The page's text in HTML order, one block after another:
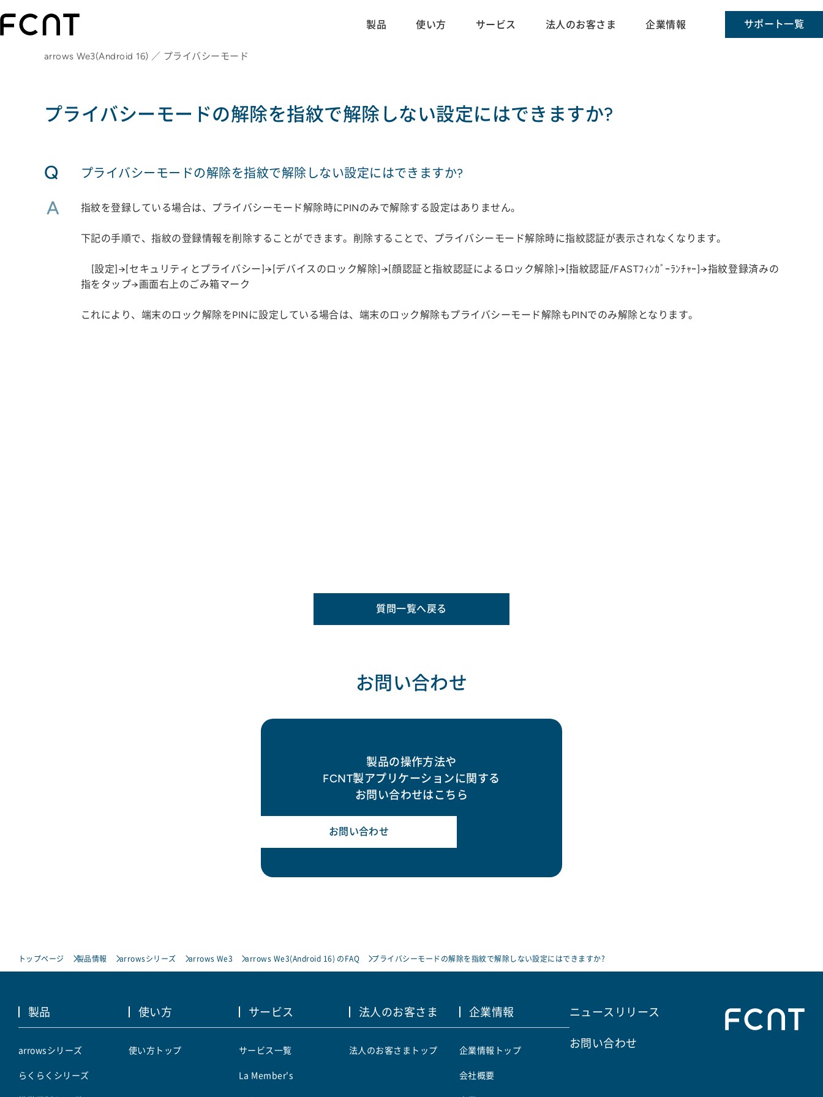
製品 使い方 サービス 法人のお客さま 企業情報 サポート一覧
arrows We3(Android 16) ／ プライバシーモード
プライバシーモードの解除を指紋で解除しない設定にはできますか?
Q プライバシーモードの解除を指紋で解除しない設定にはできますか?
A 指紋を登録している場合は、プライバシーモード解除時にPINのみで解除する設定はありません。
下記の手順で、指紋の登録情報を削除することができます。削除することで、プライバシーモード解除時に指紋認証が表示されなくなります。
[設定]→[セキュリティとプライバシー]→[デバイスのロック解除]→[顔認証と指紋認証によるロック解除]→[指紋認証/FASTﾌｨﾝｶﾞｰﾗﾝﾁｬｰ]→指紋登録済みの
指をタップ→画面右上のごみ箱マーク
これにより、端末のロック解除をPINに設定している場合は、端末のロック解除もプライバシーモード解除もPINでのみ解除となります。
質問一覧へ戻る
お問い合わせ
製品の操作方法や
FCNT製アプリケーションに関する
お問い合わせはこちら
お問い合わせ
トップページ 製品情報 arrowsシリーズ arrows We3 arrows We3(Android 16) のFAQ プライバシーモードの解除を指紋で解除しない設定にはできますか?
製品
arrowsシリーズ
らくらくシリーズ
使い方
使い方トップ
サービス
サービス一覧
La Member's
法人のお客さま
法人のお客さまトップ
企業情報
企業情報トップ
会社概要
ニュースリリース
お問い合わせ